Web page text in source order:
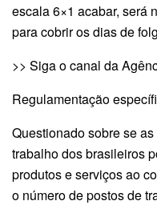
escala 6×1 acabar, será
para cobrir os dias de
>> Siga o canal da
Regulamentação
Questionado sobre se
trabalho dos brasileiros
produtos e serviços ao
o número de postos de